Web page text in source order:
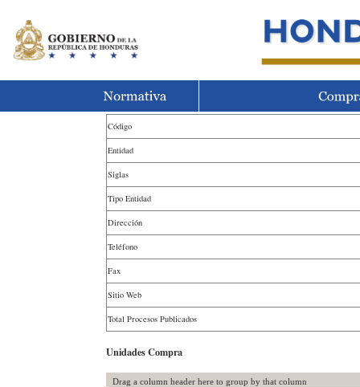
Código
Entidad
Siglas
Tipo Entidad
Dirección
Teléfono
Fax
Sitio Web
Total Procesos Publicados
Unidades Compra
Drag a column header here to group by that column